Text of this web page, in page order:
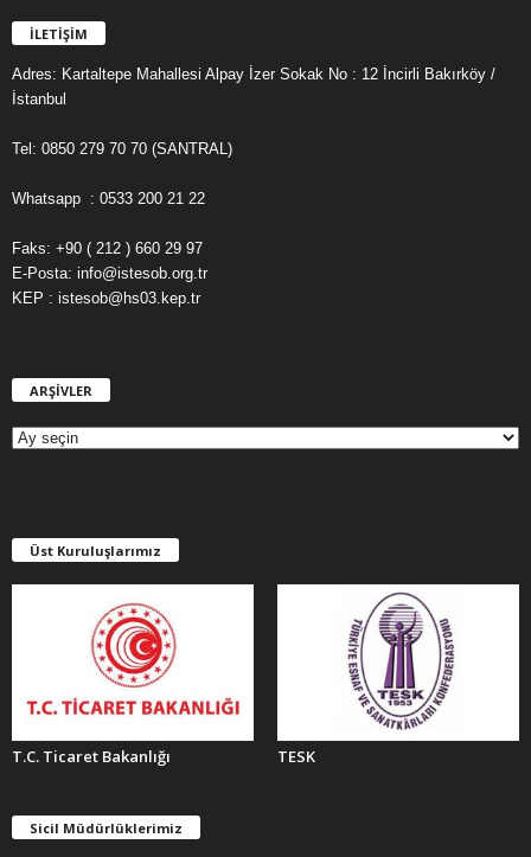
İLETİŞİM
Adres: Kartaltepe Mahallesi Alpay İzer Sokak No : 12 İncirli Bakırköy /
İstanbul
Tel: 0850 279 70 70 (SANTRAL)
Whatsapp : 0533 200 21 22
Faks: +90 ( 212 ) 660 29 97
E-Posta: info@istesob.org.tr
KEP : istesob@hs03.kep.tr
ARŞİVLER
E
R
Üst Kuruluşlarımız
T.C. Ticaret Bakanlığı TESK
Sicil Müdürlüklerimiz